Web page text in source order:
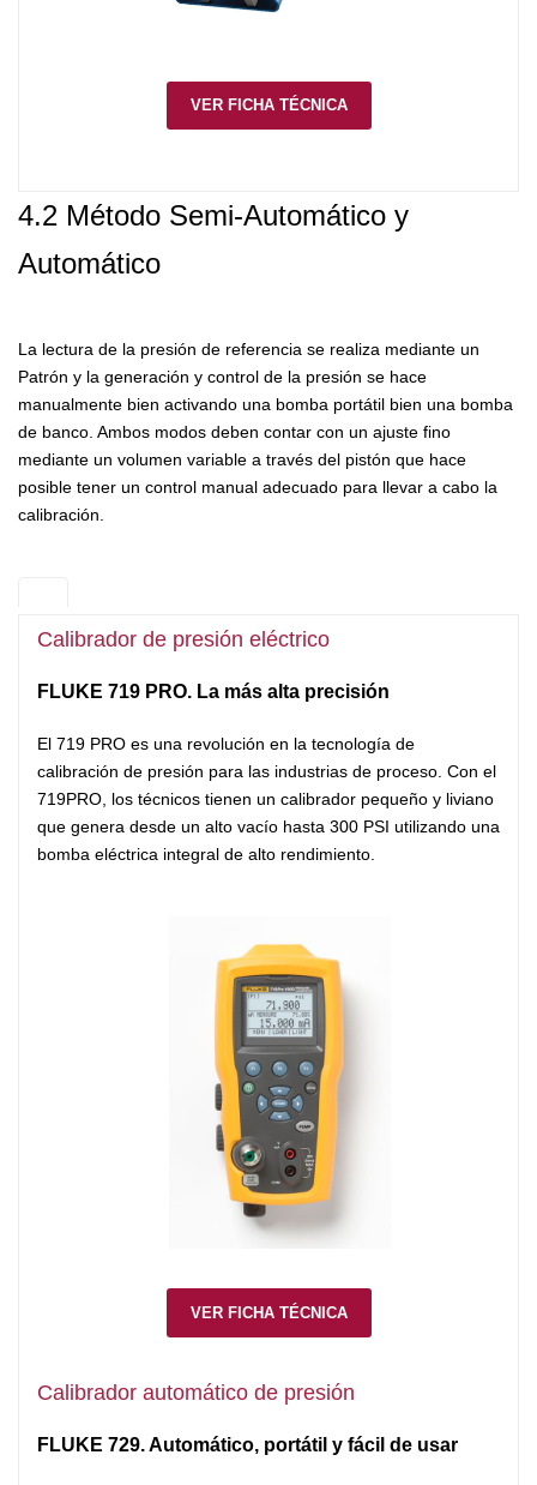
VER FICHA TÉCNICA
4.2 Método Semi-Automático y
Automático
La lectura de la presión de referencia se realiza mediante un
Patrón y la generación y control de la presión se hace
manualmente bien activando una bomba portátil bien una bomba
de banco. Ambos modos deben contar con un ajuste fino
mediante un volumen variable a través del pistón que hace
posible tener un control manual adecuado para llevar a cabo la
calibración.
Calibrador de presión eléctrico
FLUKE 719 PRO. La más alta precisión
El 719 PRO es una revolución en la tecnología de
calibración de presión para las industrias de proceso. Con el
719PRO, los técnicos tienen un calibrador pequeño y liviano
que genera desde un alto vacío hasta 300 PSI utilizando una
bomba eléctrica integral de alto rendimiento.
VER FICHA TÉCNICA
Calibrador automático de presión
FLUKE 729. Automático, portátil y fácil de usar